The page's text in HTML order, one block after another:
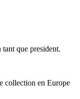
que president.
collection en Europe